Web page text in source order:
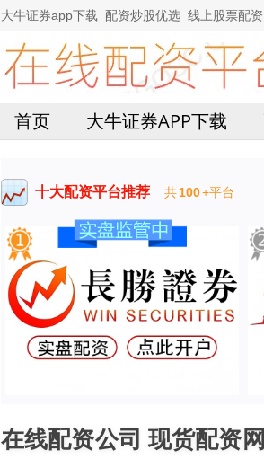
大牛证券app下载_配资炒股优选_线上股票配资
首页 大牛证券APP下载
十大配资平台推荐 共100+平台
在线配资公司 现货配资